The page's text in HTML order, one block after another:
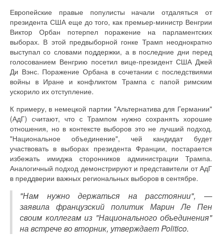
Европейские правые популисты начали отдаляться от
президента США еще до того, как премьер-министр Венгрии
Виктор Орбан потерпел поражение на парламентских
выборах. В этой предвыборной гонке Трамп неоднократно
выступал со словами поддержки, а в последние дни перед
голосованием Венгрию посетил вице-президент США Джей
Ди Вэнс. Поражение Орбана в сочетании с последствиями
войны в Иране и конфликтом Трампа с папой римским
ускорило их отступление.
К примеру, в немецкой партии "Альтернатива для Германии"
(АдГ) считают, что с Трампом нужно сохранять хорошие
отношения, но в контексте выборов это не лучший подход.
"Национальное объединение", чей кандидат будет
участвовать в выборах президента Франции, постарается
избежать имиджа сторонников администрации Трампа.
Аналогичный подход демонстрируют и представители от АдГ
в преддверии важных региональных выборов в сентябре.
"Нам нужно держаться на расстоянии", —
заявила французский политик Марин Ле Пен
своим коллегам из "Национального объединения"
на встрече во вторник, утверждает Politico.